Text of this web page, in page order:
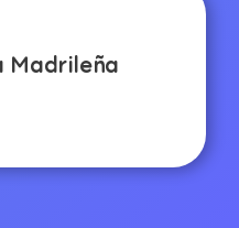
Madrileña